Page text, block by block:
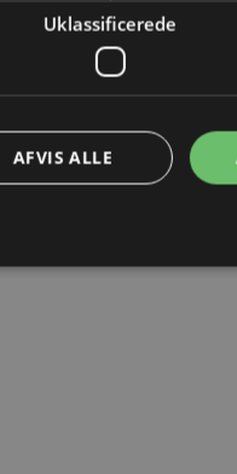
Uklassificerede
AFVIS ALLE